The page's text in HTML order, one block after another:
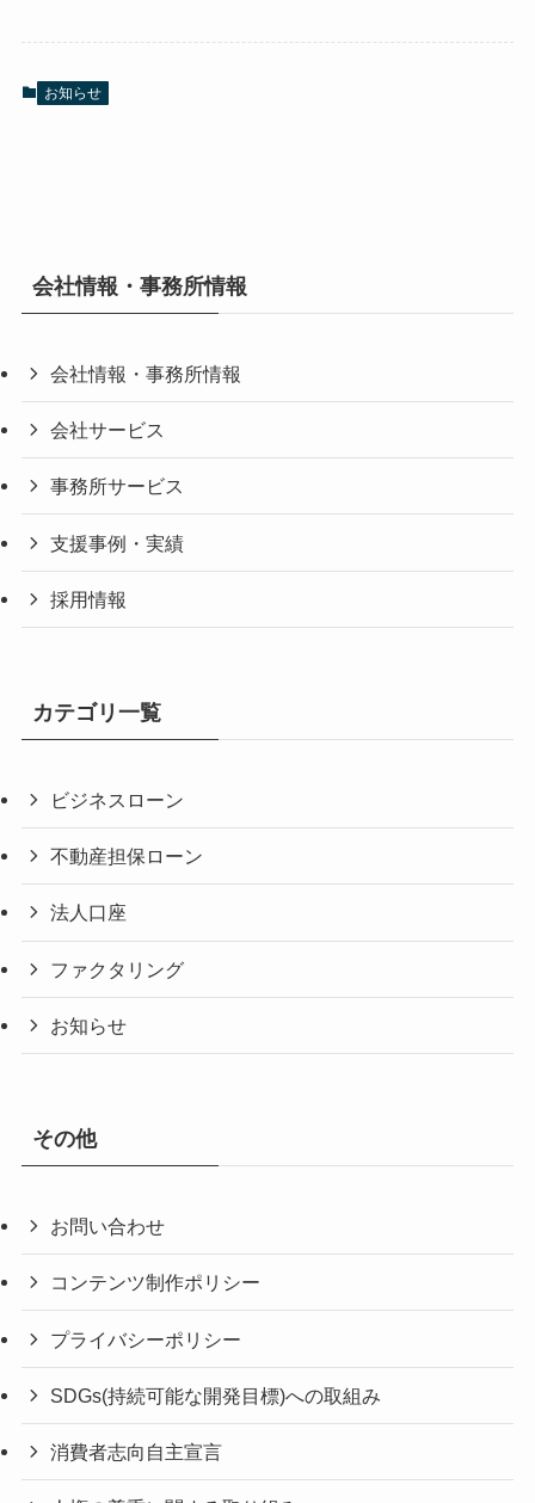
お知らせ
会社情報・事務所情報
会社情報・事務所情報
会社サービス
事務所サービス
支援事例・実績
採用情報
カテゴリ一覧
ビジネスローン
不動産担保ローン
法人口座
ファクタリング
お知らせ
その他
お問い合わせ
コンテンツ制作ポリシー
プライバシーポリシー
SDGs(持続可能な開発目標)への取組み
消費者志向自主宣言